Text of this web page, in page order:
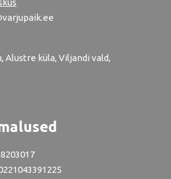
Alustre küla, Viljandi vald,